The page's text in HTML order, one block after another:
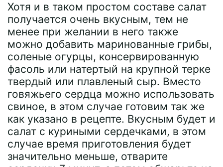
Хотя и в таком простом составе салат
получается очень вкусным, тем не
менее при желании в него также
можно добавить маринованные грибы,
соленые огурцы, консервированную
фасоль или натертый на крупной терке
твердый или плавленый сыр. Вместо
говяжьего сердца можно использовать
свиное, в этом случае готовим так же
как указано в рецепте. Вкусным будет и
салат с куриными сердечками, в этом
случае время приготовления будет
значительно меньше, отварите